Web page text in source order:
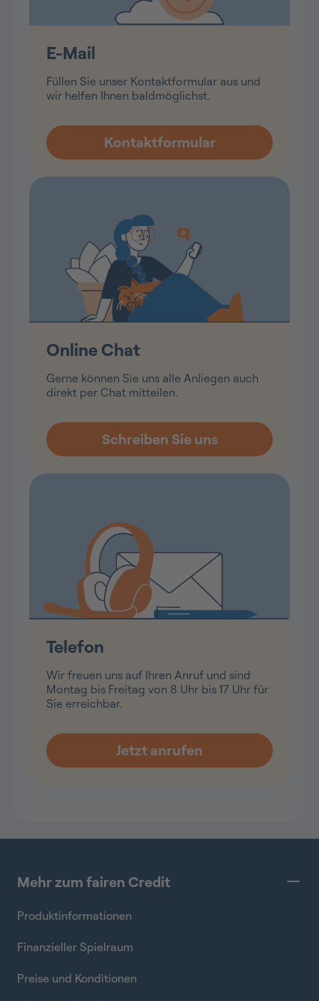
E-Mail
Füllen Sie unser Kontaktformular aus und
wir helfen Ihnen baldmöglichst.
Online Chat
Gerne können Sie uns alle Anliegen auch
direkt per Chat mitteilen.
Telefon
Wir freuen uns auf Ihren Anruf und sind
Montag bis Freitag von 8 Uhr bis 17 Uhr für
Sie erreichbar.
Mehr zum fairen Credit
Produktinformationen
Finanzieller Spielraum
Preise und Konditionen